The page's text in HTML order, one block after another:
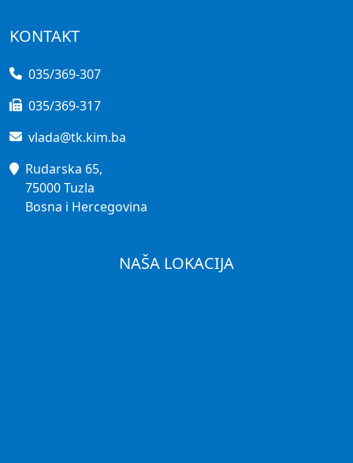
KONTAKT
035/369-307
035/369-317
vlada@tk.kim.ba
Rudarska 65,
75000 Tuzla
Bosna i Hercegovina
NAŠA LOKACIJA